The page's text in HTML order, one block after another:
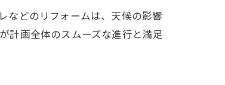
などのリフォームは、天候の影響
計画全体のスムーズな進行と満足